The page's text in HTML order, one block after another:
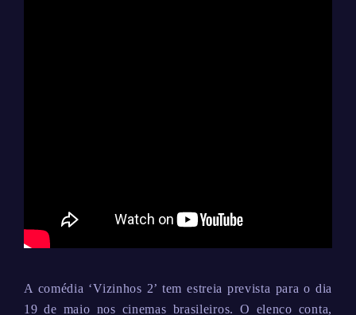
A comédia ‘Vizinhos 2’ tem estreia prevista para o dia
19 de maio nos cinemas brasileiros. O elenco conta,